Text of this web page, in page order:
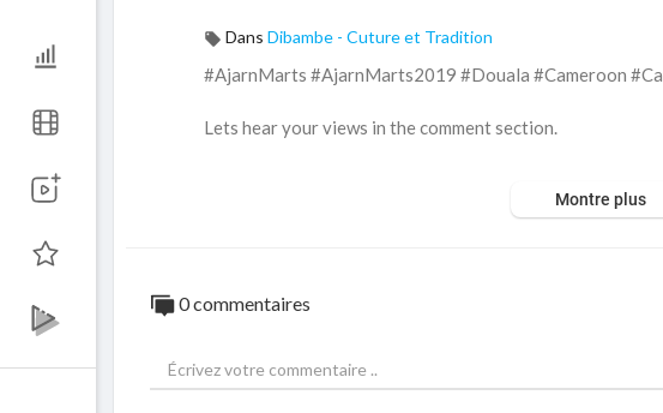
Dans Dibambe - Cuture et Tradition
#AjarnMarts #AjarnMarts2019 #Douala #Cameroon
Lets hear your views in the comment section.
Montre plus
0 commentaires